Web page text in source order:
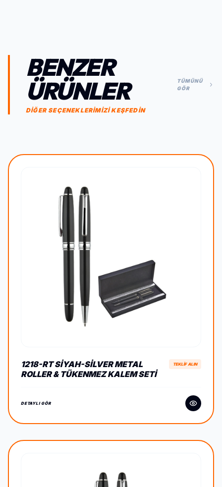
BENZER
ÜRÜNLER
DİĞER SEÇENEKLERİMİZİ KEŞFEDİN
TÜMÜNÜ
GÖR
1218-RT SIYAH-SILVER METAL
ROLLER & TÜKENMEZ KALEM SETI
TEKLİF ALIN
DETAYLI GÖR